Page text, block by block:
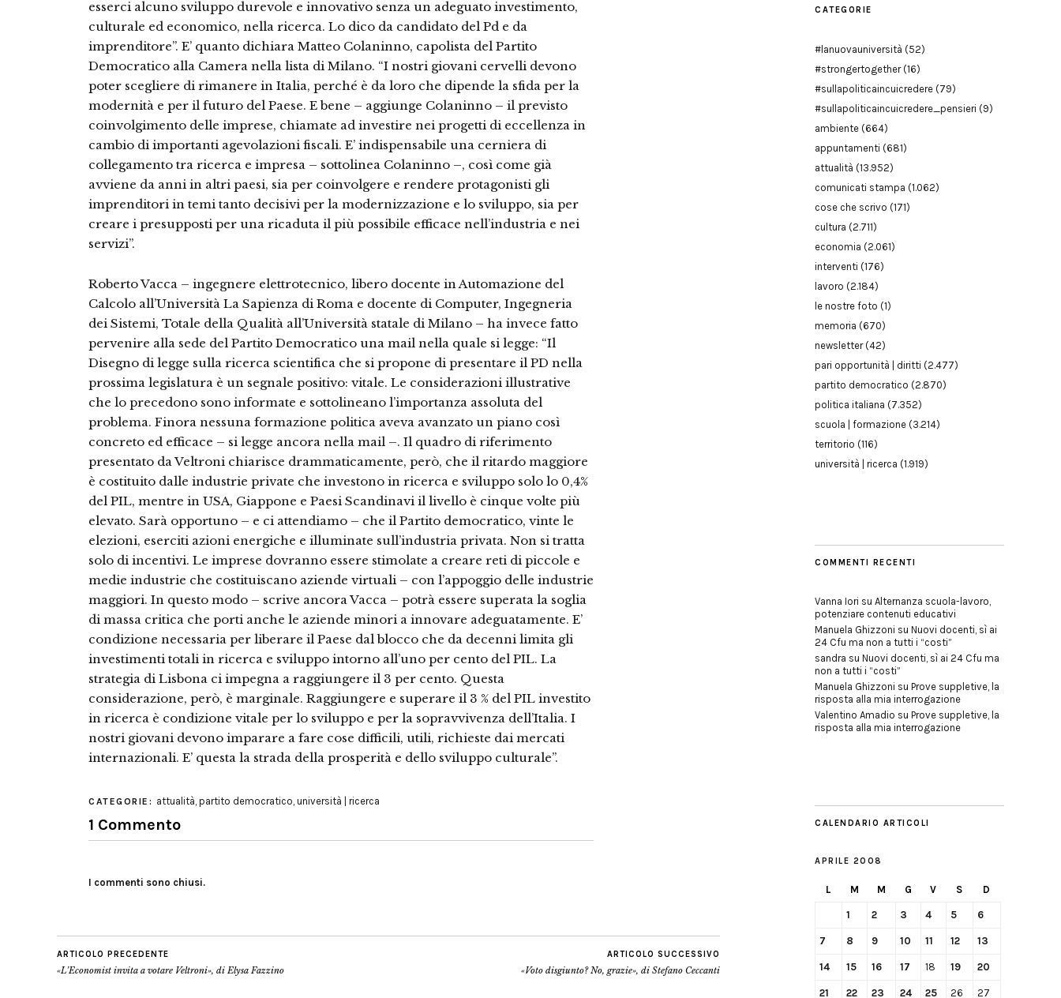
esserci alcuno sviluppo durevole e innovativo senza un adeguato investimento,
culturale ed economico, nella ricerca. Lo dico da candidato del Pd e da
imprenditore”. E’ quanto dichiara Matteo Colaninno, capolista del Partito
Democratico alla Camera nella lista di Milano. “I nostri giovani cervelli devono
poter scegliere di rimanere in Italia, perché è da loro che dipende la sfida per la
modernità e per il futuro del Paese. E bene – aggiunge Colaninno – il previsto
coinvolgimento delle imprese, chiamate ad investire nei progetti di eccellenza in
cambio di importanti agevolazioni fiscali. E’ indispensabile una cerniera di
collegamento tra ricerca e impresa – sottolinea Colaninno –, così come già
avviene da anni in altri paesi, sia per coinvolgere e rendere protagonisti gli
imprenditori in temi tanto decisivi per la modernizzazione e lo sviluppo, sia per
creare i presupposti per una ricaduta il più possibile efficace nell’industria e nei
servizi”.
Roberto Vacca – ingegnere elettrotecnico, libero docente in Automazione del
Calcolo all’Università La Sapienza di Roma e docente di Computer, Ingegneria
dei Sistemi, Totale della Qualità all’Università statale di Milano – ha invece fatto
pervenire alla sede del Partito Democratico una mail nella quale si legge: “Il
Disegno di legge sulla ricerca scientifica che si propone di presentare il PD nella
prossima legislatura è un segnale positivo: vitale. Le considerazioni illustrative
che lo precedono sono informate e sottolineano l’importanza assoluta del
problema. Finora nessuna formazione politica aveva avanzato un piano così
concreto ed efficace – si legge ancora nella mail –. Il quadro di riferimento
presentato da Veltroni chiarisce drammaticamente, però, che il ritardo maggiore
è costituito dalle industrie private che investono in ricerca e sviluppo solo lo 0,4%
del PIL, mentre in USA, Giappone e Paesi Scandinavi il livello è cinque volte più
elevato. Sarà opportuno – e ci attendiamo – che il Partito democratico, vinte le
elezioni, eserciti azioni energiche e illuminate sull’industria privata. Non si tratta
solo di incentivi. Le imprese dovranno essere stimolate a creare reti di piccole e
medie industrie che costituiscano aziende virtuali – con l’appoggio delle industrie
maggiori. In questo modo – scrive ancora Vacca – potrà essere superata la soglia
di massa critica che porti anche le aziende minori a innovare adeguatamente. E’
condizione necessaria per liberare il Paese dal blocco che da decenni limita gli
investimenti totali in ricerca e sviluppo intorno all’uno per cento del PIL. La
strategia di Lisbona ci impegna a raggiungere il 3 per cento. Questa
considerazione, però, è marginale. Raggiungere e superare il 3 % del PIL investito
in ricerca è condizione vitale per lo sviluppo e per la sopravvivenza dell’Italia. I
nostri giovani devono imparare a fare cose difficili, utili, richieste dai mercati
internazionali. E’ questa la strada della prosperità e dello sviluppo culturale”.
CATEGORIE: attualità, partito democratico, università | ricerca
1 Commento
I commenti sono chiusi.
ARTICOLO PRECEDENTE
«L’Economist invita a votare Veltroni», di Elysa Fazzino
ARTICOLO SUCCESSIVO
«Voto disgiunto? No, grazie», di Stefano Ceccanti
CATEGORIE
#lanuovauniversità (52)
#strongertogether(16)
#sullapoliticaincuicredere (79)
#sullapoliticaincuicredere_pensieri (9)
ambiente (664)
appuntamenti (681)
attualità (13.952)
comunicati stampa (1.062)
cose che scrivo (171)
cultura (2.711)
economia (2.061)
interventi (176)
lavoro (2.184)
le nostre foto (1)
memoria (670)
newsletter(42)
pari opportunità | diritti (2.477)
partito democratico (2.870)
politica italiana (7.352)
scuola | formazione (3.214)
territorio (116)
università | ricerca (1.919)
COMMENTI RECENTI
Vanna Iori su Alternanza scuola-lavoro,
potenziare contenuti educativi
Manuela Ghizzoni su Nuovi docenti, sì ai
24 Cfu ma non a tutti i “costi”
sandra su Nuovi docenti, sì ai 24 Cfu ma
non a tutti i “costi”
Manuela Ghizzoni su Prove suppletive, la
risposta alla mia interrogazione
Valentino Amadio su Prove suppletive, la
risposta alla mia interrogazione
CALENDARIO ARTICOLI
APRILE 2008
L M M G V S D
1 2 3 4 5 6
7 8 9 10 11 12 13
14 15 16 17 18 19 20
21 22 23 24 25 26 27